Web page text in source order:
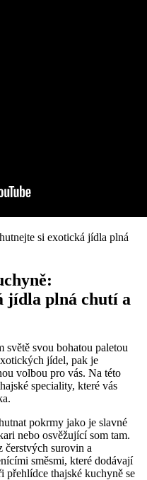
jídla plná chutí a
světě svou bohatou paletou
jídel, pak je
volbou pro vás. Na této
speciality, které vás
pokrmy jako je slavné
nebo osvěžující som tam.
čerstvých surovin a
směsmi, které dodávají
thajské kuchyně se